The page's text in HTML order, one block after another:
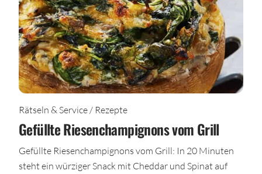
Rätseln & Service / Rezepte
Gefüllte Riesenchampignons vom Grill
Gefüllte Riesenchampignons vom Grill: In 20 Minuten
steht ein würziger Snack mit Cheddar und Spinat auf